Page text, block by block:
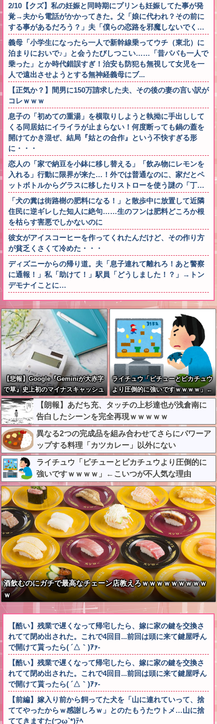
2/10【クズ】私の妊娠と同時期にプリンも妊娠してた事が発
覚→夫から電話がかかってきた。父「娘に代われ？その前に
する事があるだろう？」夫「僕らの恋路を邪魔しないでく…
義母「小学生になったら一人で新幹線乗ってウチ（東北）に
泊まりにおいで♪」と会うたびしつこい……「昔パパも一人で
乗った」とか時代錯誤すぎ！治安も防犯も無視して女児を一
人で遠出させようとする無神経義母にブ...
【正気か？】間男に150万請求した夫、その後の妻の言い訳が
コレｗｗｗ
息子の「初めての重湯」を横取りしようと執拗に手出しして
くる同居姑にイライラが止まらない！何度断っても鍋の蓋を
開けてかき混ぜ、結局『姑との合作』という不快すぎる形
に・・・
恋人の「家で納豆を小鉢に移し替える」「飲み物にレモンを
入れる」行動に限界が来た…！外では普通なのに、家だとペ
ットボトルからグラスに移したりストローを使う謎の「丁…
「犬の糞は街路樹の肥料になる！」と散歩中に放置して近隣
住民に逆ギレした知人に絶句……生のフンは肥料どころか根
を枯らす害悪でしかないのに
彼女がアイスコーヒーを作ってくれたんだけど、その作り方
が貧乏くさくて冷めた・・・
ディズニーからの帰り道。夫「息子連れて離れろ！あと警察
に通報！」私「助けて！」駅員「どうしました！？」→トン
デモナイことに…
【悲報】Google『Geminiが大赤字
で草』史上初のマイナスキャッシュ
フローに陥る
ライチュウ「ピチューとピカチュウ
より圧倒的に強いですｗｗｗｗ」←
こいつが不人気な理由
【朗報】あだち充、タッチの上杉達也が浅倉南に
告白したシーンを完全再現ｗｗｗｗｗ
異なる2つの完成品を組み合わせてさらにパワーア
ップする料理「カツカレー」以外にない
ライチュウ「ピチューとピカチュウより圧倒的に
強いですｗｗｗｗ」←こいつが不人気な理由
酒飲むのにガチで最高なチェーン店教えろｗｗｗｗｗｗｗｗｗ
ｗ
【酷い】残業で遅くなって帰宅したら、嫁に家の鍵を交換さ
れてて閉め出された。これで4回目...前回は頭に来て鍵屋呼ん
で開けて貰ったら( ´△｀)ｱｧ-
【酷い】残業で遅くなって帰宅したら、嫁に家の鍵を交換さ
れてて閉め出された。これで4回目...前回は頭に来て鍵屋呼ん
で開けて貰ったら( ´△｀)ｱｧ-
【前編】嫁入り前から飼ってた犬を「山に連れていって、捨
ててやったからｗ感謝しろｗ」とのたもうたウトメ…山に捨
ててきますた(つω`*)ﾃﾍ